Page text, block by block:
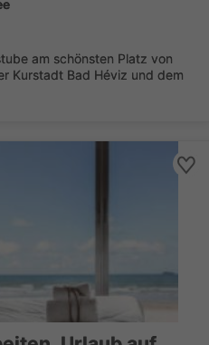
am schönsten Platz von
Kurstadt Bad Héviz und dem